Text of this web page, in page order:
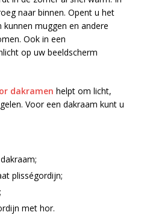
naar binnen. Opent u het
muggen en andere
Ook in een
op uw beeldscherm
dakramen helpt om licht,
Voor een dakraam kunt u
plisségordijn;
met hor.